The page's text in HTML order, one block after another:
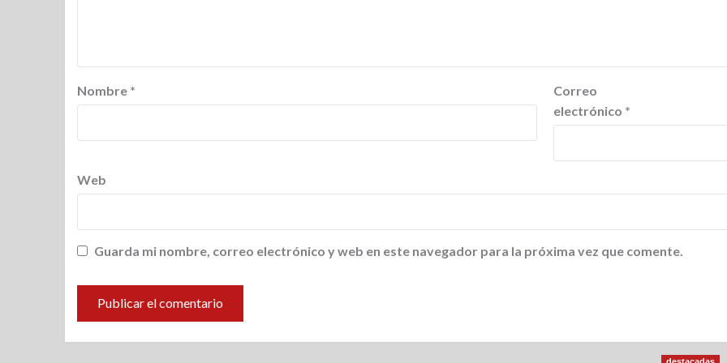
Nombre *
Correo
electrónico *
Web
Guarda mi nombre, correo electrónico y web en este navegador para la próxima vez que comente.